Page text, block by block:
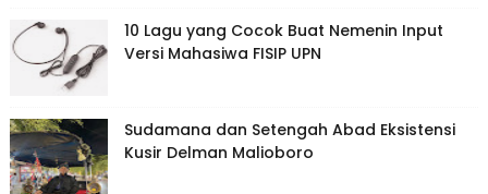
10 Lagu yang Cocok Buat Nemenin Input
Versi Mahasiwa FISIP UPN
Sudamana dan Setengah Abad Eksistensi
Kusir Delman Malioboro